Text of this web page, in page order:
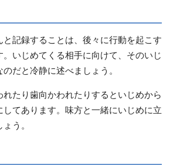
記録することは、後々に行動を起こす
いじめてくる相手に向けて、そのいじ
だと冷静に述べましょう。
たり歯向かわれたりするといじめから
てあります。味方と一緒にいじめに立
う。